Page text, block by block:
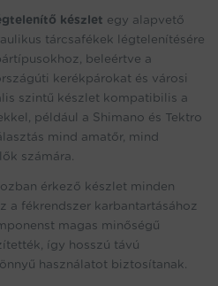
készlet egy alapvető
tárcsafékek légtelenítésére
beleértve a
kerékpárokat és városi
szintű készlet kompatibilis a
például a Shimano és Tektro
mind amatőr, mind
számára.
érkező készlet minden
a fékrendszer karbantartásához
magas minőségű
így hosszú távú
használatot biztosítanak.